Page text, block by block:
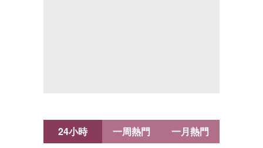
24小時 一周熱門 一月熱門